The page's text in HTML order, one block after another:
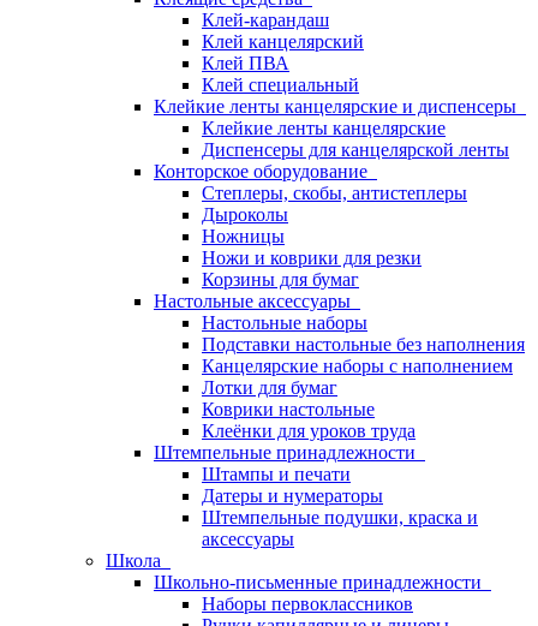
Клей-карандаш
Клей канцелярский
Клей ПВА
Клей специальный
Клейкие ленты канцелярские и диспенсеры
Клейкие ленты канцелярские
Диспенсеры для канцелярской ленты
Конторское оборудование
Степлеры, скобы, антистеплеры
Дыроколы
Ножницы
Ножи и коврики для резки
Корзины для бумаг
Настольные аксессуары
Настольные наборы
Подставки настольные без наполнения
Канцелярские наборы с наполнением
Лотки для бумаг
Коврики настольные
Клеёнки для уроков труда
Штемпельные принадлежности
Штампы и печати
Датеры и нумераторы
Штемпельные подушки, краска и
аксессуары
Школа
Школьно-письменные принадлежности
Наборы первоклассников